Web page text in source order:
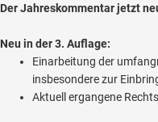
Der Jahreskommentar jetzt
Neu in der 3. Auflage:
Einarbeitung der
insbesondere zur
Aktuell ergangene